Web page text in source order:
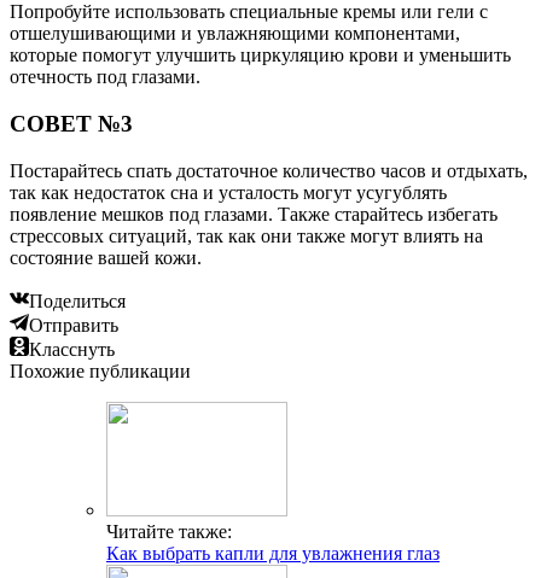
Попробуйте использовать специальные кремы или гели с
отшелушивающими и увлажняющими компонентами,
которые помогут улучшить циркуляцию крови и уменьшить
отечность под глазами.
СОВЕТ №3
Постарайтесь спать достаточное количество часов и отдыхать,
так как недостаток сна и усталость могут усугублять
появление мешков под глазами. Также старайтесь избегать
стрессовых ситуаций, так как они также могут влиять на
состояние вашей кожи.
Поделиться
Отправить
Класснуть
Похожие публикации
Читайте также:
Как выбрать капли для увлажнения глаз